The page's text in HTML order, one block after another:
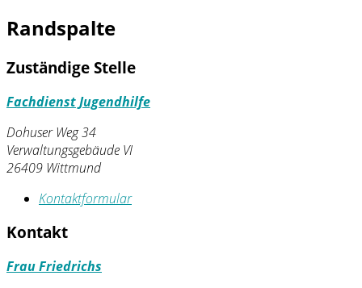
Randspalte
Zuständige Stelle
Fachdienst Jugendhilfe
Dohuser Weg 34
Verwaltungsgebäude VI
26409 Wittmund
Kontaktformular
Kontakt
Frau Friedrichs